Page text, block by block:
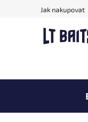
Jak nakupovat